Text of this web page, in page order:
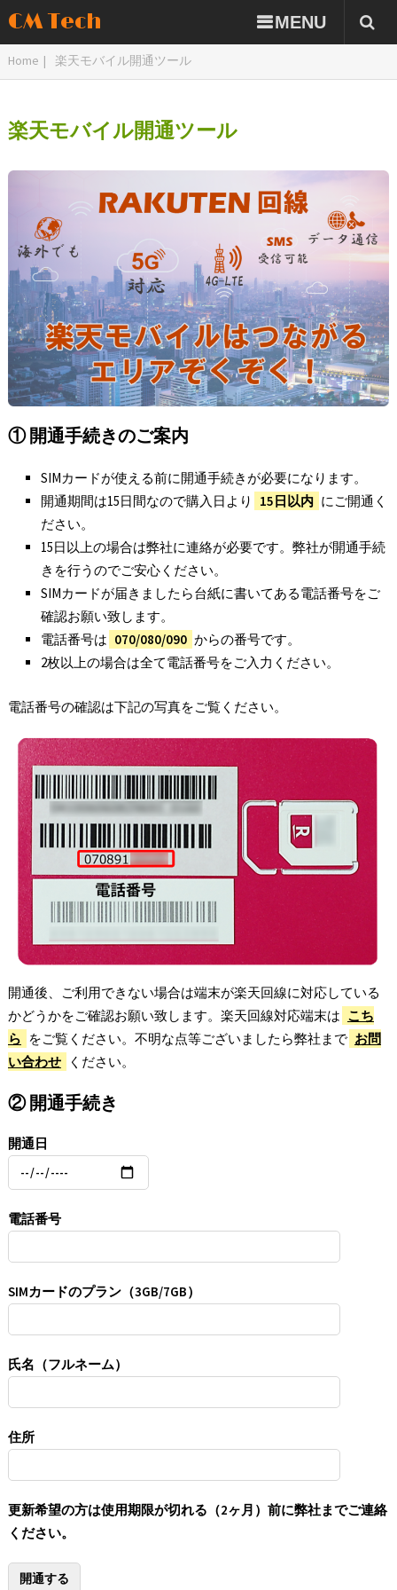
CM Tech MENU
Home | 楽天モバイル開通ツール
楽天モバイル開通ツール
① 開通手続きのご案内
SIMカードが使える前に開通手続きが必要になります。
開通期間は15日間なので購入日より
15日以内 にご開通く
ださい。
15日以上の場合は弊社に連絡が必要です。弊社が開通手続
きを行うのでご安心ください。
SIMカードが届きましたら台紙に書いてある電話番号をご
確認お願い致します。
電話番号は 070/080/090 からの番号です。
2枚以上の場合は全て電話番号をご入力ください。
電話番号の確認は下記の写真をご覧ください。
開通後、ご利用できない場合は端末が楽天回線に対応している
かどうかをご確認お願い致します。楽天回線対応端末は こち
ら をご覧ください。不明な点等ございましたら弊社まで お問
い合わせ
ください。
② 開通手続き
開通日
電話番号
SIMカードのプラン（3GB/7GB）
氏名（フルネーム）
住所
更新希望の方は使用期限が切れる（2ヶ月）前に弊社までご連絡
ください。